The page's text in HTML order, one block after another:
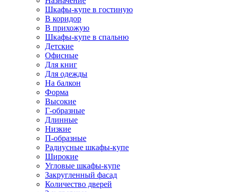
Шкафы-купе в гостиную
В коридор
В прихожую
Шкафы-купе в спальню
Детские
Офисные
Для книг
Для одежды
На балкон
Форма
Высокие
Г-образные
Длинные
Низкие
П-образные
Радиусные шкафы-купе
Широкие
Угловые шкафы-купе
Закругленный фасад
Количество дверей